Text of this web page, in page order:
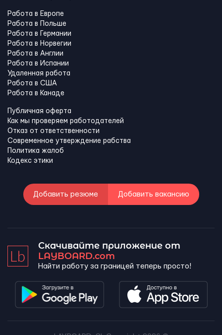
Работа в Европе
Работа в Польше
Работа в Германии
Работа в Норвегии
Работа в Англии
Работа в Испании
Удаленная работа
Работа в США
Работа в Канадe
Публичная оферта
Как мы проверяем работодателей
Отказ от ответственности
Современное утверждение рабства
Политика жалоб
Кодекс этики
Добавить резюме Добавить вакансию
Скачивайте приложение от
LAYBOARD.com
Найти работу за границей теперь просто!